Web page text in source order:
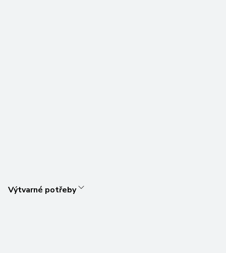
Výtvarné potřeby